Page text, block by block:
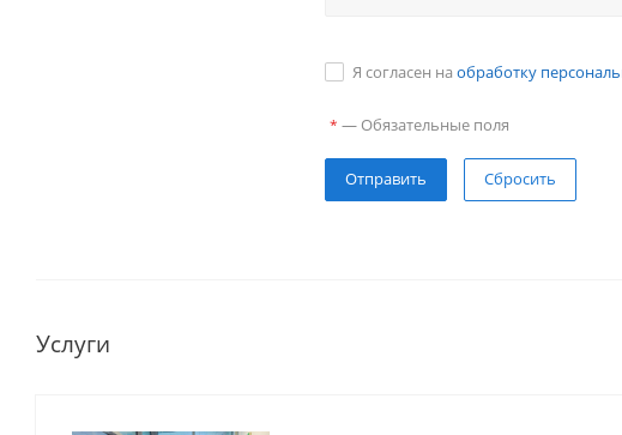
Я согласен наобработку
* — Обязательные поля
Сбросить
Услуги